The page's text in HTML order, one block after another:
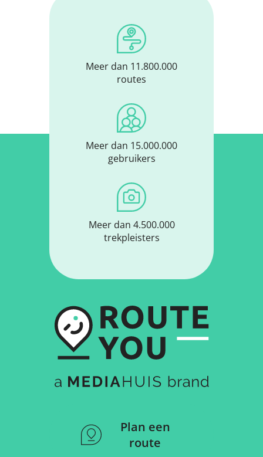
Meer dan 11.800.000
routes
Meer dan 15.000.000
gebruikers
Meer dan 4.500.000
trekpleisters
Plan een
route